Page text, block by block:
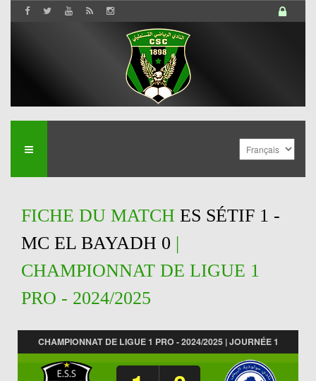
FICHE DU MATCH ES SÉTIF 1 -
MC EL BAYADH 0 |
CHAMPIONNAT DE LIGUE 1
PRO - 2024/2025
CHAMPIONNAT DE LIGUE 1 PRO - 2024/2025 | JOURNÉE 1